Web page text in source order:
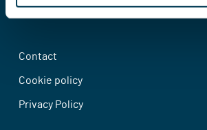
An expert on a more
Contact
Cookie policy
Privacy Policy